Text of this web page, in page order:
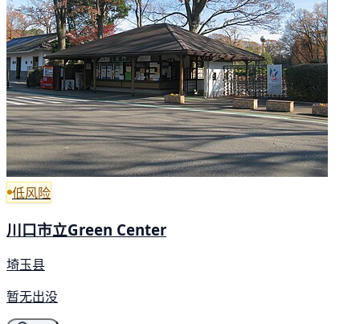
低风险
川口市立Green Center
埼玉县
暂无出没